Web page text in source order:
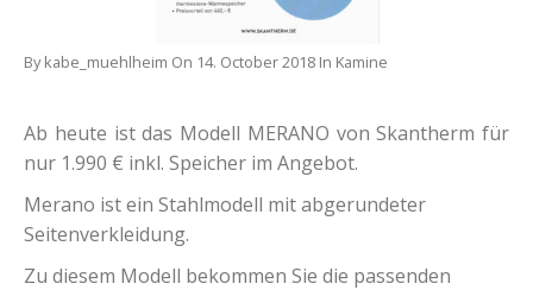
By kabe_muehlheim On 14. October 2018 In Kamine
Ab heute ist das Modell MERANO von Skantherm für
nur 1.990 € inkl. Speicher im Angebot.
Merano ist ein Stahlmodell mit abgerundeter
Seitenverkleidung.
Zu diesem Modell bekommen Sie die passenden